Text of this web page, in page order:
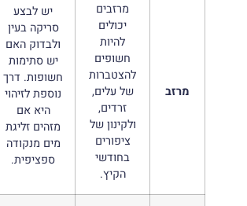
מרזב
מרזבים
יכולים
להיות
חשופים
להצטברות
של עלים,
זרדים,
ולקינון של
ציפורים
בחודשי
הקיץ.
יש לבצע
סריקה בעין
ולבדוק האם
יש סתימות
חשופות.דרך
נוספת לזיהוי
היא אם
מזהים זליגת
מים מנקודה
ספציפית.